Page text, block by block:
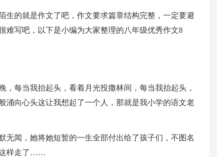
生的就是作文了吧，作文要求篇章结构完整，一定要避
难写吧，以下是小编为大家整理的八年级优秀作文8
每当我抬起头，看着月光投撒林间，每当我抬起头，
涌向心头这让我想起了一个人，那就是我小学的语文老
闻，她将她短暂的一生全部付出给了孩子们，不图名
这样走了……